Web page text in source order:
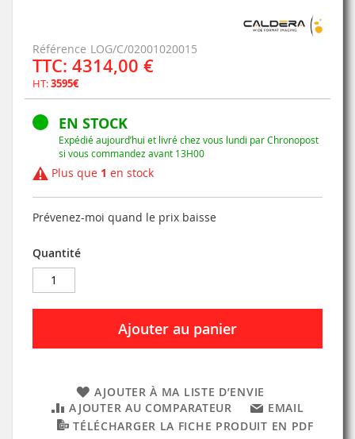
Référence LOG/C/02001020015
TTC: 4314,00 €
HT:3595€
EN STOCK
Expédié aujourd’hui et livré chez vous lundi par Chronopost
si vous commandez avant 13H00
Plus que 1 en stock
Prévenez-moi quand le prix baisse
Quantité
Ajouter au panier
AJOUTER À MA LISTE D’ENVIE
AJOUTER AU COMPARATEUR
EMAIL
TÉLÉCHARGER LA FICHE PRODUIT EN PDF
gallery